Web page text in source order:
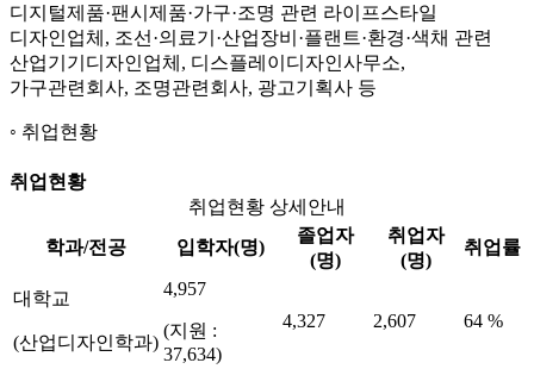
디지털제품·팬시제품·가구·조명 관련 라이프스타일
디자인업체, 조선·의료기·산업장비·플랜트·환경·색채 관련
산업기기디자인업체, 디스플레이디자인사무소,
가구관련회사, 조명관련회사, 광고기획사 등
취업현황
취업현황
취업현황 상세안내
학과/전공
입학자(명)
졸업자
(명)
취업자
(명)
취업률
대학교
(산업디자인학과)
4,957
(지원 :
37,634)
4,327 2,607 64 %